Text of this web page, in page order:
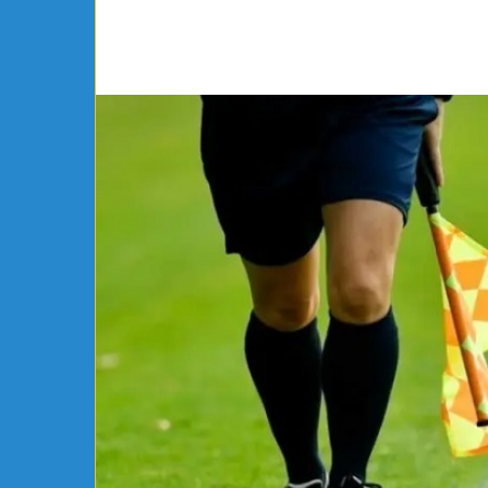
الأولى وتبلغ ربع
بلاغة
تتوج
بجائزة
أفضل
أداء
أول
لممثلة
في
آية بلاغة تتوج بجائزة أفضل أداء